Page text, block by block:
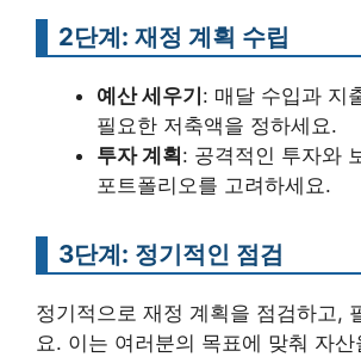
2단계: 재정 계획 수립
예산 세우기 : 매달 수입과 지
필요한 저축액을 정하세요.
투자 계획 : 공격적인 투자와
포트폴리오를 고려하세요.
3단계: 정기적인 점검
정기적으로 재정 계획을 점검하고,
요. 이는 여러분의 목표에 맞춰 자산